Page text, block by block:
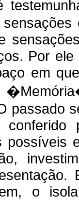
Por
em
passado
possíveis
o